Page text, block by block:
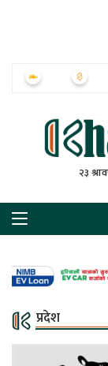
२३
प्रदेश